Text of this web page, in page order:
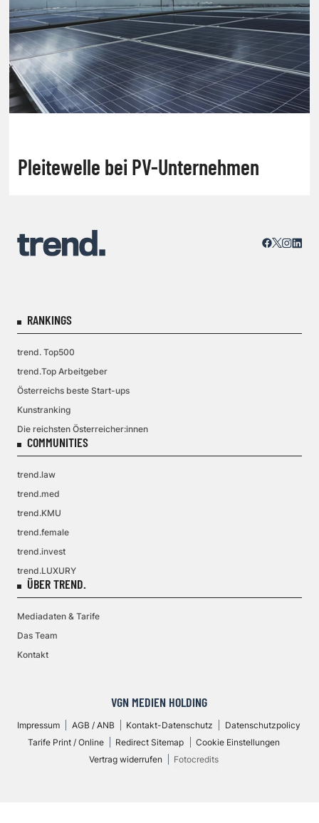
Pleitewelle bei PV-Unternehmen
RANKINGS
trend. Top500
trend.Top Arbeitgeber
Österreichs beste Start-ups
Kunstranking
Die reichsten Österreicher:innen
COMMUNITIES
trend.law
trend.med
trend.KMU
trend.female
trend.invest
trend.LUXURY
ÜBER TREND.
Mediadaten & Tarife
Das Team
Kontakt
VGN MEDIEN HOLDING
Impressum AGB / ANB Kontakt-Datenschutz
Datenschutzpolicy
Tarife Print / Online
Redirect Sitemap
Cookie Einstellungen
Vertrag widerrufen
Fotocredits